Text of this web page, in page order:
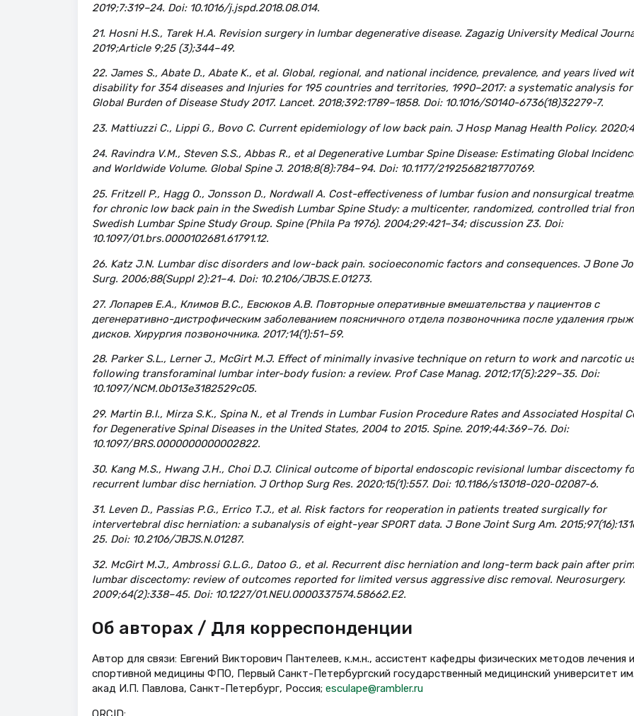
2019;7:319–24. Doi: 10.1016/j.jspd.2018.08.014.
21. Hosni H.S., Tarek H.A. Revision surgery in lumbar degenerative disease. Zagazig University Medical
2019;Article 9;25 (3);344–49.
22. James S., Abate D., Abate K., et al. Global, regional, and national incidence, prevalence, and years lived
disability for 354 diseases and Injuries for 195 countries and territories, 1990–2017: a systematic analysis
Global Burden of Disease Study 2017. Lancet. 2018;392:1789–1858. Doi: 10.1016/S0140-6736(18)32279-7.
23. Mattiuzzi C., Lippi G., Bovo C. Current epidemiology of low back pain. J Hosp Manag Health Policy.
24. Ravindra V.M., Steven S.S., Abbas R., et al Degenerative Lumbar Spine Disease: Estimating Global
and Worldwide Volume. Global Spine J. 2018;8(8):784–94. Doi: 10.1177/2192568218770769.
25. Fritzell P., Hagg O., Jonsson D., Nordwall A. Cost-effectiveness of lumbar fusion and nonsurgical
for chronic low back pain in the Swedish Lumbar Spine Study: a multicenter, randomized, controlled trial
Swedish Lumbar Spine Study Group. Spine (Phila Pa 1976). 2004;29:421–34; discussion Z3. Doi:
10.1097/01.brs.0000102681.61791.12.
26. Katz J.N. Lumbar disc disorders and low-back pain. socioeconomic factors and consequences. J Bone
Surg. 2006;88(Suppl 2):21–4. Doi: 10.2106/JBJS.E.01273.
27. Лопарев Е.А., Климов В.С., Евсюков А.В. Повторные оперативные вмешательства у пациентов с
дегенеративно-дистрофическим заболеванием поясничного отдела позвоночника после удаления грыж
дисков. Хирургия позвоночника. 2017;14(1):51–59.
28. Parker S.L., Lerner J., McGirt M.J. Effect of minimally invasive technique on return to work and narcotic
following transforaminal lumbar inter-body fusion: a review. Prof Case Manag. 2012;17(5):229–35. Doi:
10.1097/NCM.0b013e3182529c05.
29. Martin B.I., Mirza S.K., Spina N., et al Trends in Lumbar Fusion Procedure Rates and Associated Hospital
for Degenerative Spinal Diseases in the United States, 2004 to 2015. Spine. 2019;44:369–76. Doi:
10.1097/BRS.0000000000002822.
30. Kang M.S., Hwang J.H., Choi D.J. Clinical outcome of biportal endoscopic revisional lumbar discectomy
recurrent lumbar disc herniation. J Orthop Surg Res. 2020;15(1):557. Doi: 10.1186/s13018-020-02087-6.
31. Leven D., Passias P.G., Errico T.J., et al. Risk factors for reoperation in patients treated surgically for
intervertebral disc herniation: a subanalysis of eight-year SPORT data. J Bone Joint Surg Am.
25. Doi: 10.2106/JBJS.N.01287.
32. McGirt M.J., Ambrossi G.L.G., Datoo G., et al. Recurrent disc herniation and long-term back pain after
lumbar discectomy: review of outcomes reported for limited versus aggressive disc removal. Neurosurgery.
2009;64(2):338–45. Doi: 10.1227/01.NEU.0000337574.58662.E2.
Об авторах / Для корреспонденции
Автор для связи: Евгений Викторович Пантелеев, к.м.н., ассистент кафедры физических методов лечения и
спортивной медицины ФПО, Первый Санкт-Петербургский государственный медицинский университет им.
акад И.П. Павлова, Санкт-Петербург, Россия; esculape@rambler.ru